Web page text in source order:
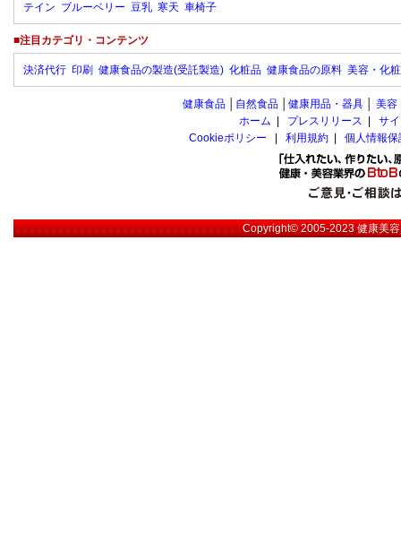
テイン ブルーベリー 豆乳 寒天 車椅子
■注目カテゴリ・コンテンツ
決済代行 印刷 健康食品の製造(受託製造) 化粧品 健康食品の原料 美容・化
健康食品 自然食品 健康用品・器具 美容
ホーム
プレスリリース
サ
Cookieポリシー
利用規約 個人情報
Copyright© 2005-2023健康美